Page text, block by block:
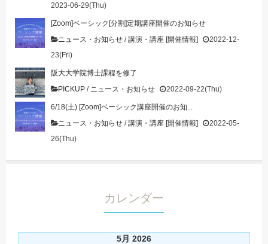
2023-06-29(Thu)
[Zoom]ベーシック[分割]定期講座開催のお知らせ
ニュース・お知らせ /講演・講座 [開催情報]
2022-12-
23(Fri)
阪大大学院博士課程を修了
PICKUP / ニュース・お知らせ 2022-09-22(Thu)
6/18(土) [Zoom]ベーシック講座開催のお知...
ニュース・お知らせ /講演・講座 [開催情報]
2022-05-
26(Thu)
カレンダー
5月 2026